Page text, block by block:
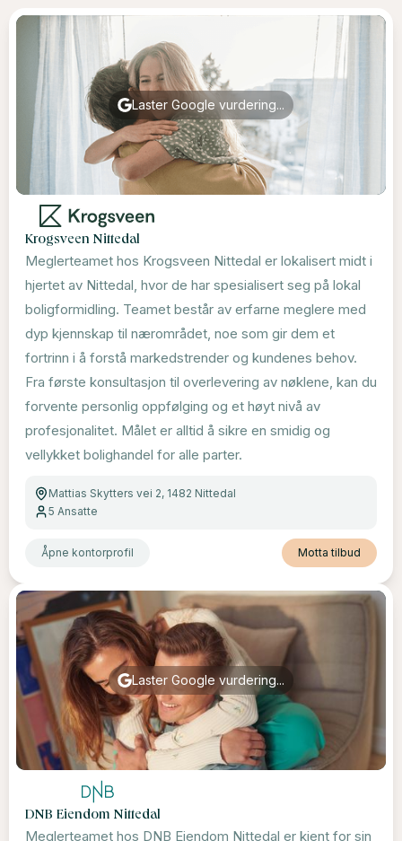
Laster Google vurdering...
Krogsveen Nittedal
Meglerteamet hos Krogsveen Nittedal er lokalisert midt i
hjertet av Nittedal, hvor de har spesialisert seg på lokal
boligformidling. Teamet består av erfarne meglere med
dyp kjennskap til nærområdet, noe som gir dem et
fortrinn i å forstå markedstrender og kundenes behov.
Fra første konsultasjon til overlevering av nøklene, kan du
forvente personlig oppfølging og et høyt nivå av
profesjonalitet. Målet er alltid å sikre en smidig og
vellykket bolighandel for alle parter.
Mattias Skytters vei 2, 1482 Nittedal
5 Ansatte
Åpne kontorprofil Motta tilbud
Laster Google vurdering...
DNB Eiendom Nittedal
Meglerteamet hos DNB Eiendom Nittedal er kjent for sin